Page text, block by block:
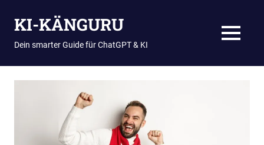
InhaltKI-KÄNGURU
Dein smarter Guide für ChatGPT & KI MENÜ